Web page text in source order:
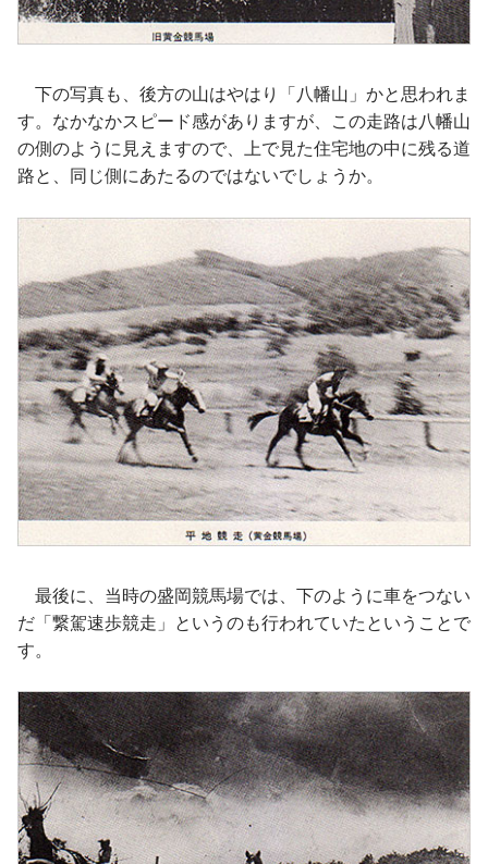
下の写真も、後方の山はやはり「八幡山」かと思われま
す。なかなかスピード感がありますが、この走路は八幡山
の側のように見えますので、上で見た住宅地の中に残る道
路と、同じ側にあたるのではないでしょうか。
最後に、当時の盛岡競馬場では、下のように車をつない
だ「繋駕速歩競走」というのも行われていたということで
す。